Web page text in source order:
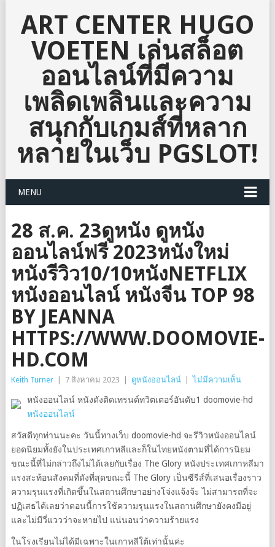
ART CENTER HUGO
VOETEN เล่นสล็อต
ออนไลน์ที่มีความ
เพลิดเพลินและความ
สนุกกับเกมส์ที่หลาก
หลายในเว็บ PGSLOT!
MENU
28 ส.ค. 23ดูหนัง ดูหนัง
ออนไลน์ฟรี 2023หนังใหม่
หนังรีวิว10/10หนังNETFLIX
หนังออนไลน์ หนังจีน TOP 98
BY JEANNA
HTTPS://WWW.DOOMOVIE-
HD.COM
Keith Turner 7 สิงหาคม 2023 ดูหนังออนไลน์ ไม่มีความเห็น
หนังออนไลน์ หนังดังติดเทรนด์ทวิตเตอร์อันดับ1 doomovie-hd
หนังออนไลน์
สวัสดีทุกท่านนะคะ วันนี้ทางเว็บ doomovie-hd จะรีวิวหนังออนไลน์
ยอดนิยมทั้งยังในประเทศเกาหลีและก็ในไทยหนังตามที่ได้การนิยม
ขณะนี้ที่ไม่กล่าวถึงไม่ได้เลยกับเรื่อง The Glory หนังประเทศเกาหลีมา
แรงสะท้อนสังคมที่ดังที่สุดขณะนี้ The Glory เป็นซีรีส์ที่เสนอเรื่องราว
ความรุนแรงที่เกิดขึ้นในสถานศึกษาอย่างโจ่งแจ้งจ้ะ ไม่สามารถที่จะ
ปฏิเสธได้เลยว่าตอนนี้การใช้ความรุนแรงในสถานศึกษายังคงมีอยู่
และไม่มีวี่แววว่าจะหายไป แน่นอนว่าความร้ายแรง
ในโรงเรียนไม่ได้มีเฉพาะในเกาหลีใต้เท่านั้นค่ะ